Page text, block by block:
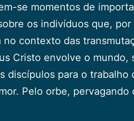
se momentos de
os indivíduos que,
no contexto das
Cristo envolve o mundo,
discípulos para o trabalho
Pelo orbe, pervagando